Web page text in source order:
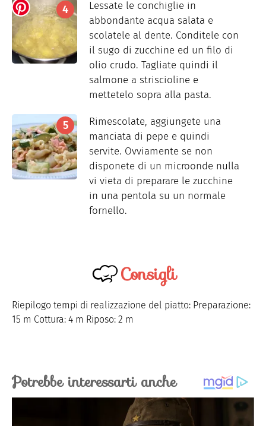
Lessate le conchiglie in
abbondante acqua salata e
scolatele al dente. Conditele con
il sugo di zucchine ed un filo di
olio crudo. Tagliate quindi il
salmone a striscioline e
mettetelo sopra alla pasta.
Rimescolate, aggiungete una
manciata di pepe e quindi
servite. Ovviamente se non
disponete di un microonde nulla
vi vieta di preparare le zucchine
in una pentola su un normale
fornello.
Consigli
Riepilogo tempi di realizzazione del piatto: Preparazione:
15 m Cottura: 4 m Riposo: 2 m